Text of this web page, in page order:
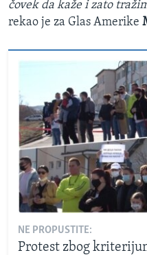
čovek da kaže i zato
rekao je za Glas Amerike
NE PROPUSTITE:
Protest zbog